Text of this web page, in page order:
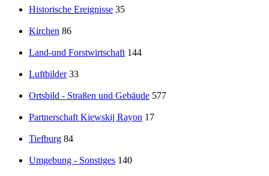
Historische Ereignisse 35
Kirchen 86
Land-und Forstwirtschaft 144
Luftbilder 33
Ortsbild - Straßen und Gebäude 577
Partnerschaft Kiewskij Rayon 17
Tiefburg 84
Umgebung - Sonstiges 140